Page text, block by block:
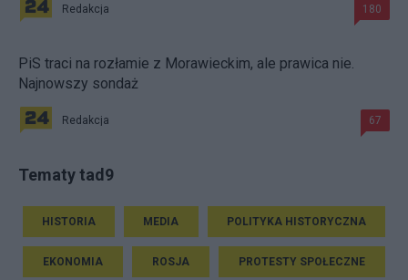
Redakcja 180
PiS traci na rozłamie z Morawieckim, ale prawica nie.
Najnowszy sondaż
Redakcja 67
Tematy tad9
HISTORIA MEDIA POLITYKA HISTORYCZNA
EKONOMIA ROSJA PROTESTY SPOŁECZNE